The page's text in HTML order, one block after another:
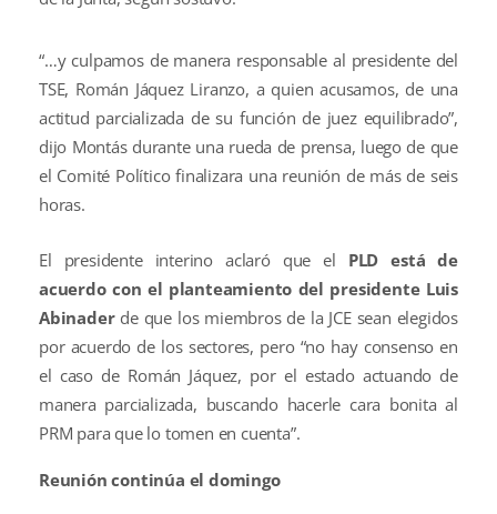
“…y culpamos de manera responsable al presidente del
TSE, Román Jáquez Liranzo, a quien acusamos, de una
actitud parcializada de su función de juez equilibrado”,
dijo Montás durante una rueda de prensa, luego de que
el Comité Político finalizara una reunión de más de seis
horas.
El presidente interino aclaró que el PLD está de
acuerdo con el planteamiento del presidente Luis
Abinaderde que los miembros de la JCE sean elegidos
por acuerdo de los sectores, pero “no hay consenso en
el caso de Román Jáquez, por el estado actuando de
manera parcializada, buscando hacerle cara bonita al
PRM para que lo tomen en cuenta”.
Reunión continúa el domingo